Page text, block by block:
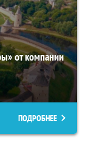
от компании
ПОДРОБНЕЕ